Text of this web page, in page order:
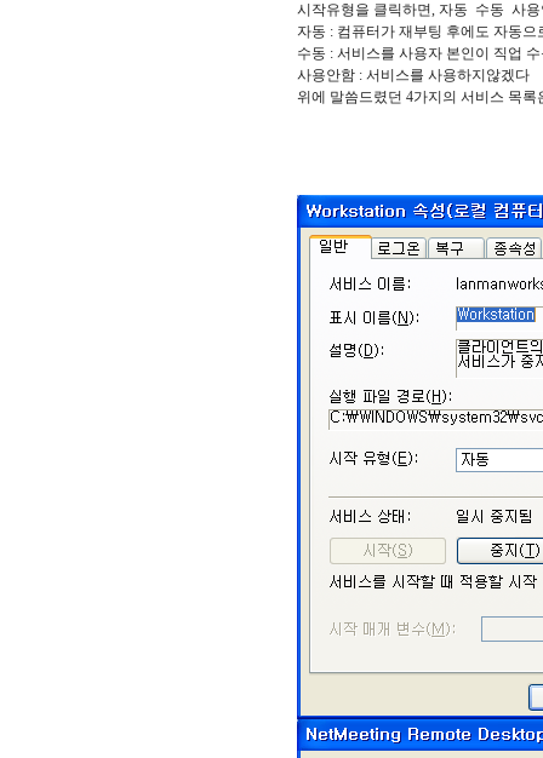
시작유형을 클릭하면, 자동 수동 사
자동 : 컴퓨터가 재부팅 후에도 자동
수동 : 서비스를 사용자 본인이 직업
사용안함 : 서비스를 사용하지않겠다
위에 말씀드렸던 4가지의 서비스 목